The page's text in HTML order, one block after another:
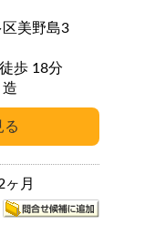
美野島3
博多南線 博多 駅 徒歩 18分
ヶ月